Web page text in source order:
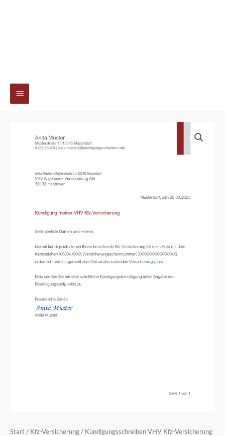
Hauptmenü
Start / Kfz-Versicherung / Kündigungsschreiben VHV Kfz-Versicherung